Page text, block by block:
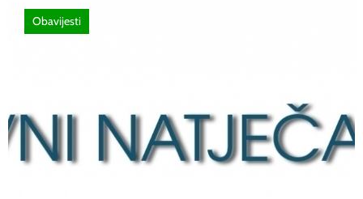
Obavijesti